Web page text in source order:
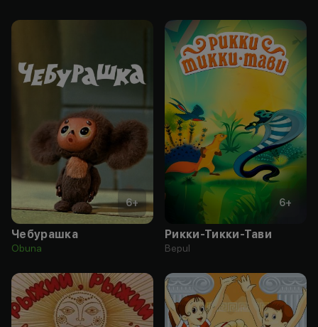
6+
Чебурашка
Obuna
6+
Рикки-Тикки-Тави
Bepul